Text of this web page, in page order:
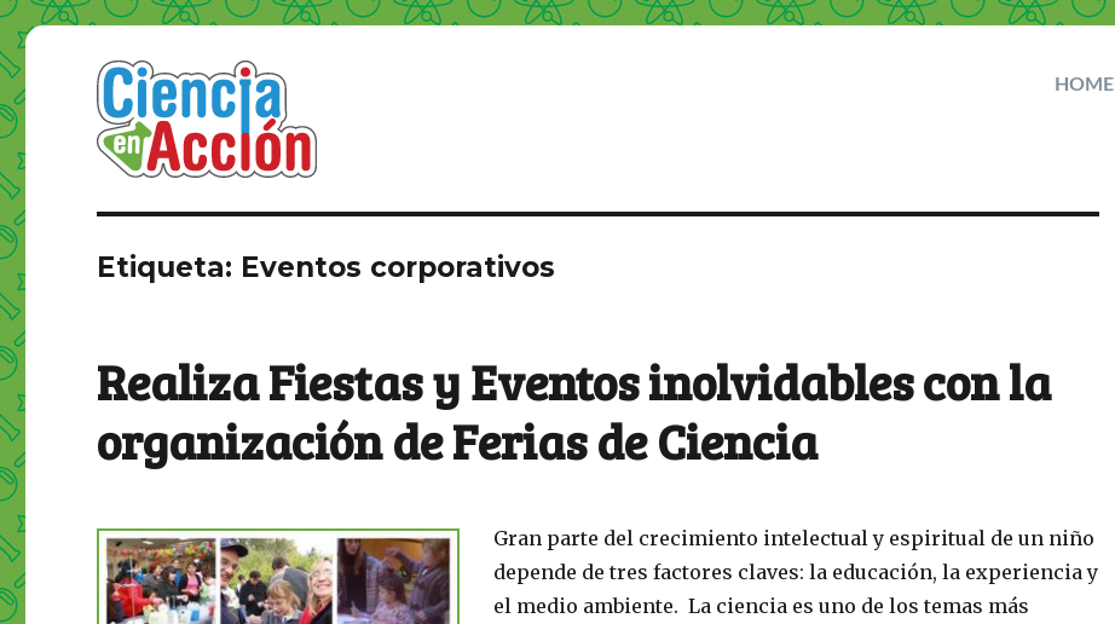
HOME
Etiqueta: Eventos corporativos
Realiza Fiestas y Eventos inolvidables con la
organización de Ferias de Ciencia
Gran parte del crecimiento intelectual y espiritual de un niño
depende de tres factores claves: la educación, la experiencia y
el medio ambiente. La ciencia es uno de los temas más